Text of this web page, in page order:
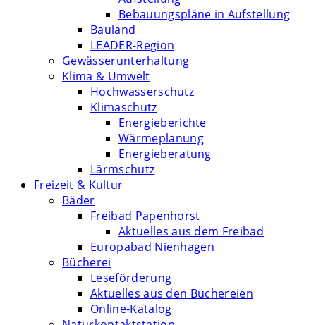
Bebauungspläne in Aufstellung
Bauland
LEADER-Region
Gewässerunterhaltung
Klima & Umwelt
Hochwasserschutz
Klimaschutz
Energieberichte
Wärmeplanung
Energieberatung
Lärmschutz
Freizeit & Kultur
Bäder
Freibad Papenhorst
Aktuelles aus dem Freibad
Europabad Nienhagen
Bücherei
Leseförderung
Aktuelles aus den Büchereien
Online-Katalog